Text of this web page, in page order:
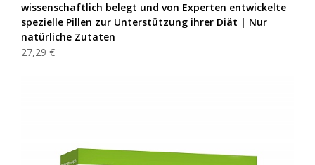
wissenschaftlich belegt und von Experten entwickelte
spezielle Pillen zur Unterstützung ihrer Diät | Nur
natürliche Zutaten
27,29 €